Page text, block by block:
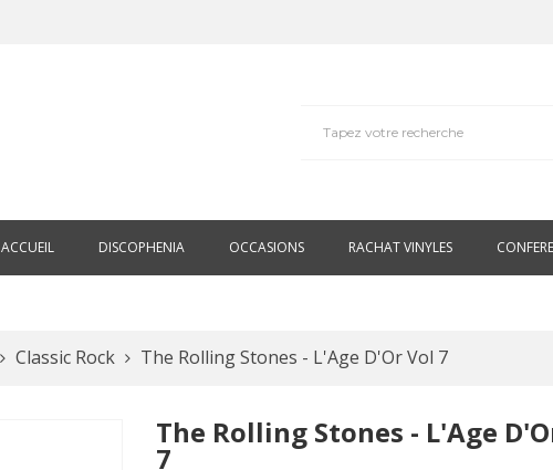
ACCUEIL DISCOPHENIA OCCASIONS RACHAT VINYLES
Classic Rock The Rolling Stones - L'Age D'Or Vol 7
The Rolling Stones - L'Age
7